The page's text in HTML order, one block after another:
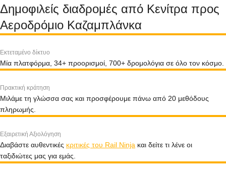
Δημοφιλείς διαδρομές από Κενίτρα προς
Αεροδρόμιο Καζαμπλάνκα
Εκτεταμένο δίκτυο
Μία πλατφόρμα, 34+ προορισμοί, 700+ δρομολόγια σε όλο τον κόσμο.
Πρακτική κράτηση
Μιλάμε τη γλώσσα σας και προσφέρουμε πάνω από 20 μεθόδους
πληρωμής.
Εξαιρετική Αξιολόγηση
Διαβάστε αυθεντικές κριτικές του Rail Ninja και δείτε τι λένε οι
ταξιδιώτες μας για εμάς.